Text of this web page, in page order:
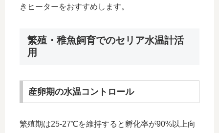
きヒーターをおすすめします。
繁殖・稚魚飼育でのセリア水温計活
用
産卵期の水温コントロール
繁殖期は25-27℃を維持すると孵化率が90%以上向